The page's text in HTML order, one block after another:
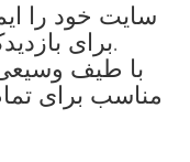
سایت خود را
برای بازدیدکنندگان خود اضافه کنید.
با طیف وسیعی
مناسب برای